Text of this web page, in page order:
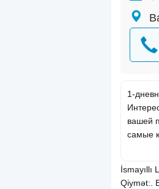
1-
вашей
самые
İsmayıllı
Qiymət:.